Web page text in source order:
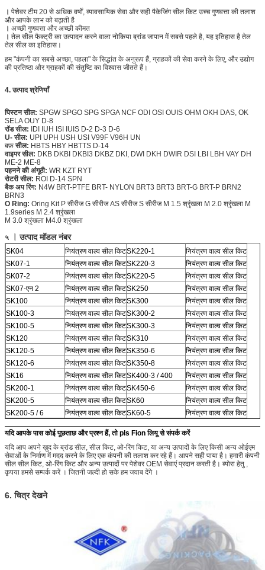
। पेशेवर टीम 20 से अधिक वर्षों, व्यावसायिक सेवा और सही पैकेजिंग सील किट उच्च गुणवत्ता की तलाश
और आपके लाभ को बढ़ाती है
। अच्छी गुणवत्ता और अच्छी कीमत
। तेल सील फैक्ट्री का उत्पादन करने वाला नोकिया ब्रांड जापान में सबसे पहले है, यह इतिहास है तेल
तेल सील का इतिहास।
हम "कंपनी का सबसे अच्छा, पहला" के सिद्धांत के अनुरूप हैं, ग्राहकों की सेवा करने के लिए, और उद्योग
की प्रतिष्ठा और ग्राहकों की संतुष्टि का विश्वास जीतते हैं।
4. उत्पाद श्रेणियाँ
पिस्टन सील: SPGW SPGO SPG SPGA NCF ODI OSI OUIS OHM OKH DAS, OK
SELA OUY D-8
रॉड सील: IDI IUH ISI IUIS D-2 D-3 D-6
U- सील: UPI UPH USH USI V99F V96H UN
बफ़ सील: HBTS HBY HBTTS D-14
वाइपर सील: DKB DKBI DKBI3 DKBZ DKI, DWI DKH DWIR DSI LBI LBH VAY DH
ME-2 ME-8
पहनने की अंगूठी: WR KZT RYT
रोटरी सील: ROI D-14 SPN
बैक अप रिंग: N4W BRT-PTFE BRT- NYLON BRT3 BRT3 BRT-G BRT-P BRN2
BRN3
O Ring: Oring Kit P सीरीज G सीरीज AS सीरीज S सीरीज M 1.5 श्रृंखला M 2.0 श्रृंखला M
1.9series M 2.4 श्रृंखला
M 3.0 श्रृंखला M4.0 श्रृंखला
५ । उत्पाद मॉडल नंबर
SK04 नियंत्रण वाल्व सील किटSK220-1
नियंत्रण वाल्व सील किट
SK07-1
नियंत्रण वाल्व सील किटSK220-3
नियंत्रण वाल्व सील किट
SK07-2
नियंत्रण वाल्व सील किटSK220-5
नियंत्रण वाल्व सील किट
SK07-एन 2
नियंत्रण वाल्व सील किटSK250
नियंत्रण वाल्व सील किट
SK100
नियंत्रण वाल्व सील किटSK300
नियंत्रण वाल्व सील किट
SK100-3
नियंत्रण वाल्व सील किटSK300-2
नियंत्रण वाल्व सील किट
SK100-5
नियंत्रण वाल्व सील किटSK300-3
नियंत्रण वाल्व सील किट
SK120
नियंत्रण वाल्व सील किटSK310
नियंत्रण वाल्व सील किट
SK120-5
नियंत्रण वाल्व सील किटSK350-6
नियंत्रण वाल्व सील किट
SK120-6
नियंत्रण वाल्व सील किटSK350-8
नियंत्रण वाल्व सील किट
SK16
नियंत्रण वाल्व सील किटSK400-3 / 400
नियंत्रण वाल्व सील किट
SK200-1
नियंत्रण वाल्व सील किटSK450-6
नियंत्रण वाल्व सील किट
SK200-5
नियंत्रण वाल्व सील किटSK60
नियंत्रण वाल्व सील किट
SK200-5 / 6
नियंत्रण वाल्व सील किटSK60-5 नियंत्रण वाल्व सील किट
यदि आपके पास कोई पूछताछ और प्रश्न हैं, तो pls Fion लियू से संपर्क करें
यदि आप अपने खुद के ब्रांड सील, सील किट, ओ-रिंग किट, या अन्य उत्पादों के लिए किसी अन्य ओईएम
सेवाओं के निर्माण में मदद करने के लिए एक कंपनी की तलाश कर रहे हैं। आपने सही पाया है। हमारी कंपनी
सील सील किट, ओ-रिंग किट और अन्य उत्पादों पर पेशेवर OEM सेवाएं प्रदान करती है। ब्योरा हेतु ,
कृपया हमसे सम्पर्क करें । जितनी जल्दी हो सके हम जवाब देंगे ।
6. चित्र देखने